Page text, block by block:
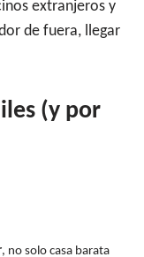
extranjeros y
de fuera, llegar
(y por
, no solo casa barata